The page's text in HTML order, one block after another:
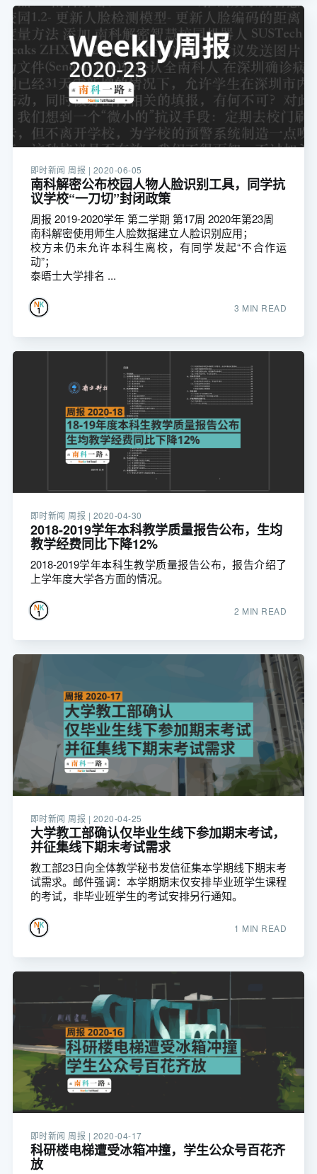
即时新闻 周报 | 2020-06-05
南科解密公布校园人物人脸识别工具，同学抗
议学校“一刀切”封闭政策
周报 2019-2020学年 第二学期 第17周 2020年第23周
南科解密使用师生人脸数据建立人脸识别应用；
校方未仍未允许本科生离校，有同学发起“不合作运
动”；
泰晤士大学排名 ...
3 MIN READ
即时新闻 周报 | 2020-04-30
2018-2019学年本科教学质量报告公布，生均
教学经费同比下降12%
2018-2019学年本科生教学质量报告公布，报告介绍了
上学年度大学各方面的情况。
2 MIN READ
即时新闻 周报 | 2020-04-25
大学教工部确认仅毕业生线下参加期末考试，
并征集线下期末考试需求
教工部23日向全体教学秘书发信征集本学期线下期末考
试需求。邮件强调：本学期期末仅安排毕业班学生课程
的考试，非毕业班学生的考试安排另行通知。
1 MIN READ
即时新闻 周报 | 2020-04-17
科研楼电梯遭受冰箱冲撞，学生公众号百花齐
放